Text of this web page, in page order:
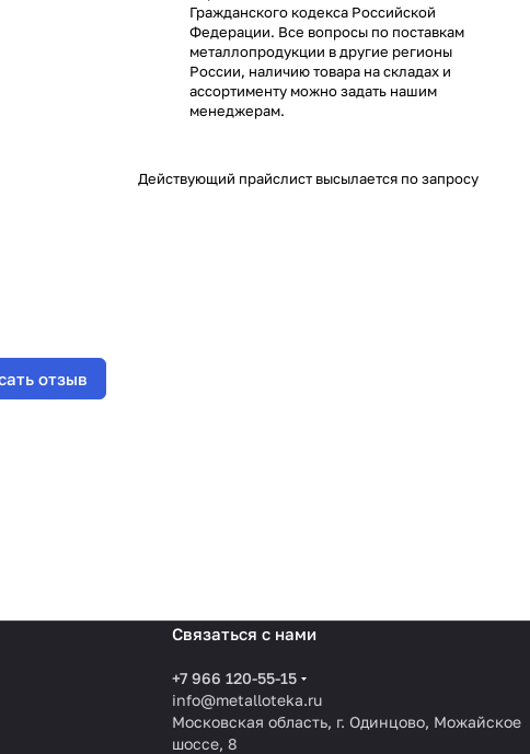
Гражданского кодекса Российской
Федерации. Все вопросы по поставкам
металлопродукции в другие регионы
России, наличию товара на складах и
ассортименту можно задать нашим
менеджерам.
Действующий прайслист высылается по запросу
отзыв
Связаться с нами
+7 966 120-55-15
info@metalloteka.ru
Московская область, г. Одинцово, Можайское
шоссе, 8